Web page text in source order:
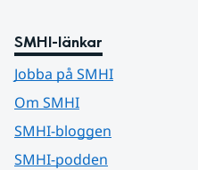
SMHI-länkar
Jobba på SMHI
Om SMHI
SMHI-bloggen
SMHI-podden